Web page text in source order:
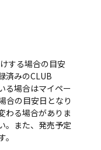
する場合の目安
済みのCLUB
る場合はマイペー
合の目安日となり
わる場合がありま
。また、発売予定